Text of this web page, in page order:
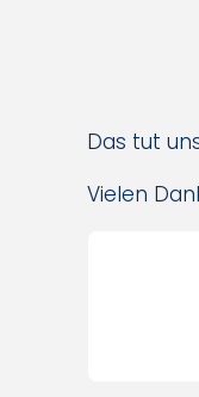
Das tut
Vielen